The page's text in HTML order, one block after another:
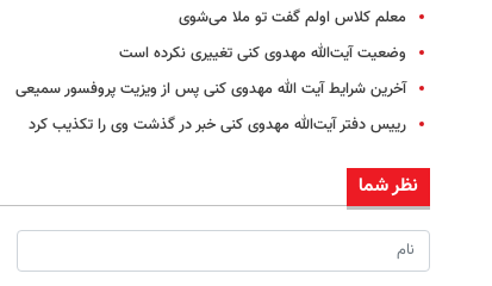
معلم کلاس اولم گفت تو ملا می‌شوی
وضعیت آیت‌الله مهدوی کنی تغییری نکرده است
آخرین شرایط آیت الله مهدوی کنی پس از ویزیت پروفسور سمیعی
رییس دفتر آیت‌الله مهدوی کنی خبر در گذشت وی را تکذیب کرد
نظر شما